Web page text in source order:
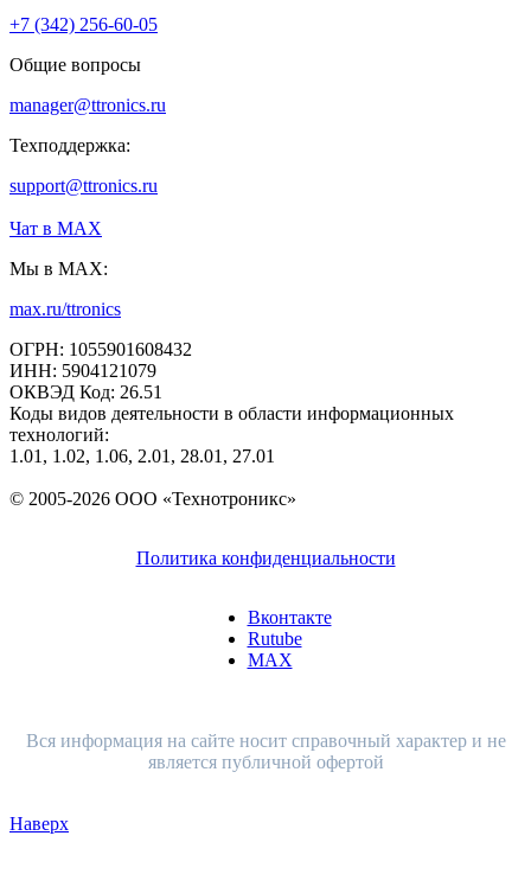
+7 (342) 256-60-05
Общие вопросы
manager@ttronics.ru
Техподдержка:
support@ttronics.ru
Чат в МАХ
Мы в MAX:
max.ru/ttronics
ОГРН: 1055901608432
ИНН: 5904121079
ОКВЭД Код: 26.51
Коды видов деятельности в области информационных
технологий:
1.01, 1.02, 1.06, 2.01, 28.01, 27.01
© 2005-2026 ООО «Технотроникс»
Политика конфиденциальности
Вконтакте
Rutube
MAX
Вся информация на сайте носит справочный характер и не
является публичной офертой
Наверх